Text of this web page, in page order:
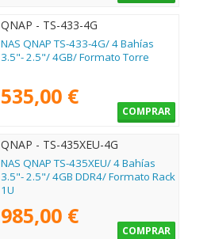
QNAP - TS-433-4G
NAS QNAP TS-433-4G/ 4 Bahías
3.5"- 2.5"/ 4GB/ Formato Torre
535,00 €
COMPRAR
QNAP - TS-435XEU-4G
NAS QNAP TS-435XEU/ 4 Bahías
3.5"- 2.5"/ 4GB DDR4/ Formato Rack
1U
985,00 €
COMPRAR